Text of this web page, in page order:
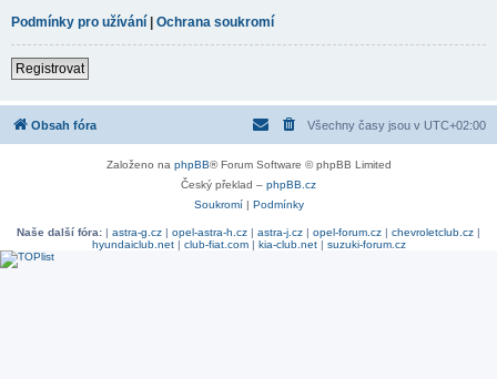
Podmínky pro užívání | Ochrana soukromí
Registrovat
Obsah fóra Všechny časy jsou v UTC+02:00
Založeno na phpBB® Forum Software © phpBB Limited
Český překlad – phpBB.cz
Soukromí| Podmínky
Naše další fóra: | astra-g.cz | opel-astra-h.cz | astra-j.cz | opel-forum.cz | chevroletclub.cz |
hyundaiclub.net| club-fiat.com| kia-club.net| suzuki-forum.cz